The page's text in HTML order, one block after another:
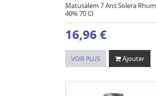
Matusalem 7 Ans Solera Rhum
40% 70 Cl
16,96 €
VOIR PLUS Ajouter